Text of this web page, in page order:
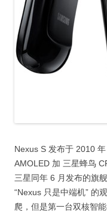
Nexus S 发布于 2010
AMOLED 加 三星蜂鸟
三星同年 6 月发布的旗
“Nexus 只是中端机” 的
爬，但是第一台双核智